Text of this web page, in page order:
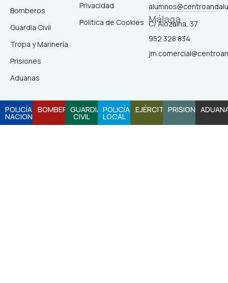
- m
Bomberos
Guardia Civil
Tropa y Marinería
Prisiones
Aduanas
Privacidad
Política de Cookies Málaga
C/ Alozaina, 37
952 328 834
POLICÍA
NACIONAL
BOMBEROSGUARDIA
CIVIL
POLICÍA
LOCAL
EJÉRCITOPRISIONES